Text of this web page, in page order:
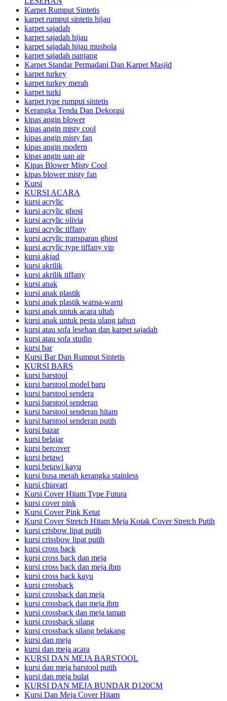
Karpet Rumput Sintetis
karpet rumput sintetis hijau
karpet sajadah
karpet sajadah hijau
karpet sajadah hijau mushola
karpet sajadah panjang
Karpet Standar Permadani Dan Karpet Masjid
karpet turkey
karpet turkey merah
karpet turki
karpet type rumput sintetis
Kerangka Tenda Dan Dekorasi
kipas angin blower
kipas angin misty cool
kipas angin misty fan
kipas angin modern
kipas angin uap air
Kipas Blower Misty Cool
kipas blower misty fan
Kursi
KURSI ACARA
kursi acrylic
kursi acrylic ghost
kursi acrylic olivia
kursi acrylic tiffany
kursi acrylic transparan ghost
kursi acrylic type tiffany vip
kursi akjad
kursi akrilik
kursi akrilik tiffany
kursi anak
kursi anak plastik
kursi anak plastik warna-warni
kursi anak untuk acara ultah
kursi anak untuk pesta ulang tahun
kursi atau sofa lesehan dan karpet sajadah
kursi atau sofa studio
kursi bar
Kursi Bar Dan Rumput Sintetis
KURSI BARS
kursi barstool
kursi barstool model baru
kursi barstool sendera
kursi barstool senderan
kursi barstool senderan hitam
kursi barstool senderan putih
kursi bazar
kursi belajar
kursi bercover
kursi betawi
kursi betawi kayu
kursi busa merah kerangka stainless
kursi chiavari
Kursi Cover Hitam Type Futura
kursi cover pink
Kursi Cover Pink Ketat
Kursi Cover Stretch Hitam Meja Kotak Cover Stretch Putih
kursi crisbow lipat putih
kursi crissbow lipat putih
kursi cross back
kursi cross back dan meja
kursi cross back dan meja ibm
kursi cross back kayu
kursi crossback
kursi crossback dan meja
kursi crossback dan meja ibm
kursi crossback dan meja taman
kursi crossback silang
kursi crossback silang belakang
kursi dan meja
kursi dan meja acara
KURSI DAN MEJA BARSTOOL
kursi dan meja barstool putih
kursi dan meja bulat
KURSI DAN MEJA BUNDAR D120CM
Kursi Dan Meja Cover Hitam